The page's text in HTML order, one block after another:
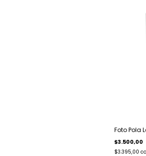
Foto Pola
$3.500,00
$3.395,00